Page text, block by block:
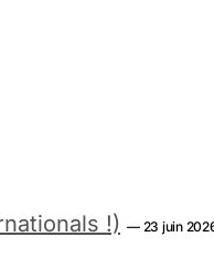
!) — 23 juin